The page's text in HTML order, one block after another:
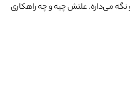
نگه می‌داره. علتش چیه و چه راهکاری